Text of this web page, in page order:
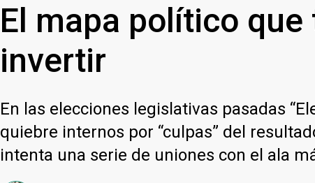
El mapa político
invertir
En las elecciones legislativas pasadas
quiebre internos por “culpas” del
intenta una serie de uniones con el ala